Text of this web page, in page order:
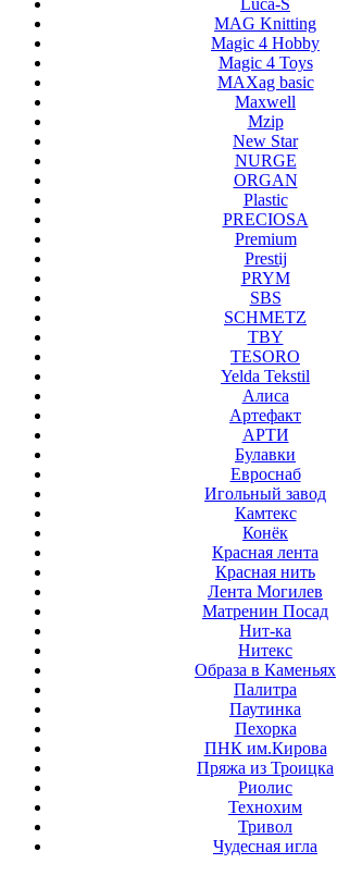
MAG Knitting
Magic 4 Hobby
Magic 4 Toys
MAXag basic
Maxwell
Mzip
New Star
NURGE
ORGAN
Plastic
PRECIOSA
Premium
Prestij
PRYM
SBS
SCHMETZ
TBY
TESORO
Yelda Tekstil
Алиса
Артефакт
АРТИ
Булавки
Евроснаб
Игольный завод
Камтекс
Конёк
Красная лента
Красная нить
Лента Могилев
Матренин Посад
Нит-ка
Нитекс
Образа в Каменьях
Палитра
Паутинка
Пехорка
ПНК им.Кирова
Пряжа из Троицка
Риолис
Технохим
Тривол
Чудесная игла